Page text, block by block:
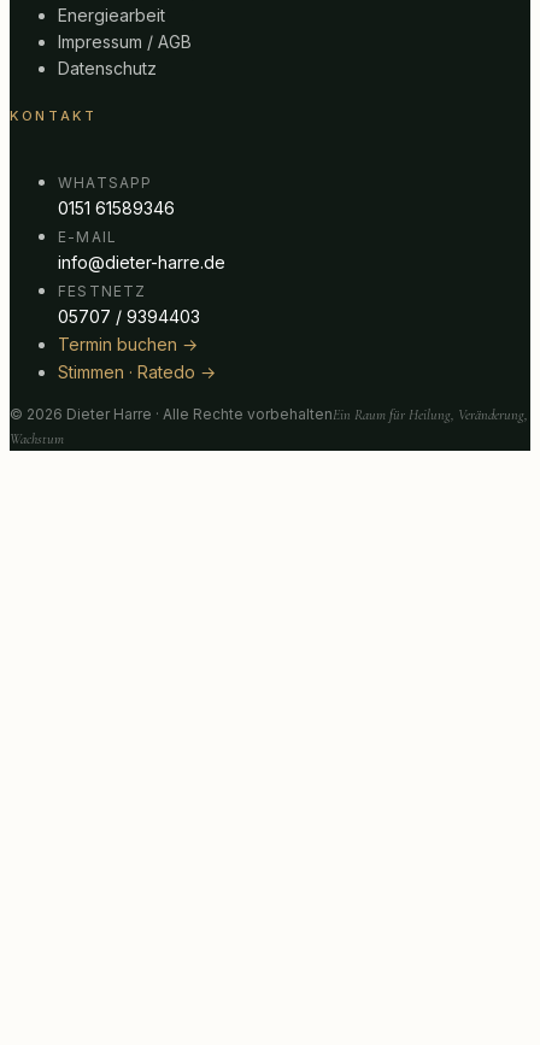
Energiearbeit
Impressum / AGB
Datenschutz
KONTAKT
WHATSAPP
0151 61589346
E-MAIL
info@dieter-harre.de
FESTNETZ
05707 / 9394403
Termin buchen →
Stimmen · Ratedo →
© 2026 Dieter Harre · Alle Rechte vorbehaltenEin Raum für Heilung, Veränderung,
Wachstum